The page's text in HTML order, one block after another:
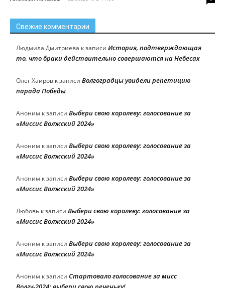
Свежие комментарии
Людмила Дмитриева к записи История, подтверждающая
то, что браки действительно совершаются на Небесах
Олег Хаиров к записи Волгоградцы увидели репетицию
парада Победы
Аноним к записи Выбери свою королеву: голосование за
«Миссис Волжский 2024»
Аноним к записи Выбери свою королеву: голосование за
«Миссис Волжский 2024»
Аноним к записи Выбери свою королеву: голосование за
«Миссис Волжский 2024»
Любовь к записи Выбери свою королеву: голосование за
«Миссис Волжский 2024»
Аноним к записи Выбери свою королеву: голосование за
«Миссис Волжский 2024»
Аноним к записи Стартовало голосование за мисс